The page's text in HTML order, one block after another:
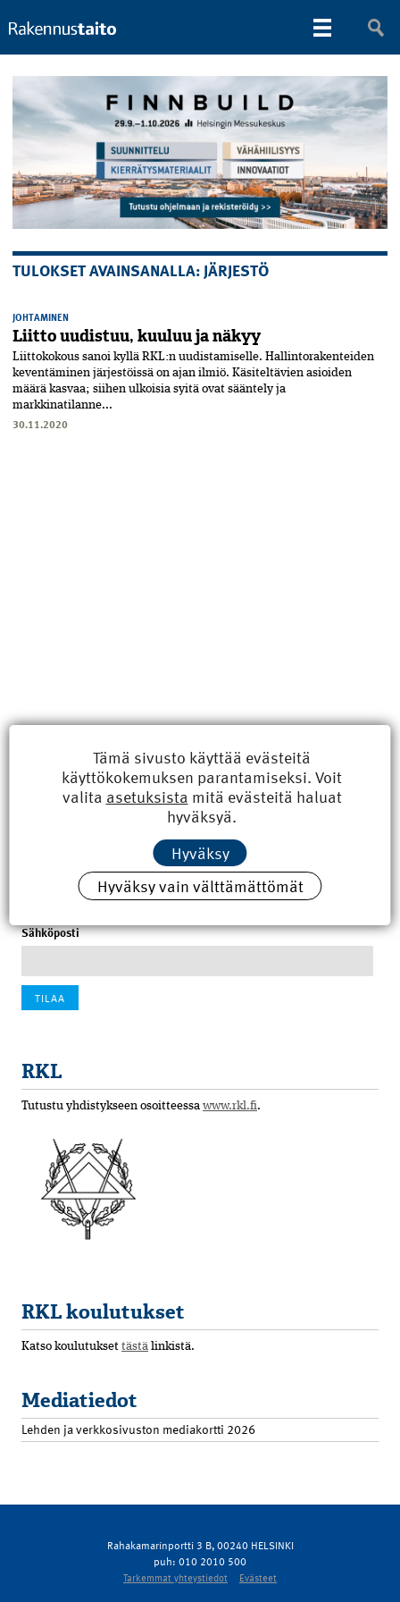
TULOKSET AVAINSANALLA: JÄRJESTÖ
JOHTAMINEN
Liitto uudistuu, kuuluu ja näkyy
Liittokokous sanoi kyllä RKL:n uudistamiselle. Hallintorakenteiden
keventäminen järjestöissä on ajan ilmiö. Käsiteltävien asioiden
määrä kasvaa; siihen ulkoisia syitä ovat sääntely ja
markkinatilanne...
30.11.2020
Kyberisku kiinteistötietoihin haittaisi energiarakentamista
8.6.2026 15:21
Tilaa uutiskirje
Sähköposti
RKL
Tutustu yhdistykseen osoitteessa www.rkl.fi.
RKL koulutukset
Katso koulutukset tästä linkistä.
Mediatiedot
Lehden ja verkkosivuston mediakortti 2026
Rahakamarinportti 3 B, 00240 HELSINKI
puh: 010 2010 500
Tarkemmat yhteystiedot Evästeet
Tämä sivusto käyttää evästeitä
käyttökokemuksen parantamiseksi. Voit
valita asetuksista mitä evästeitä haluat
hyväksyä.
Hyväksy
Hyväksy vain välttämättömät